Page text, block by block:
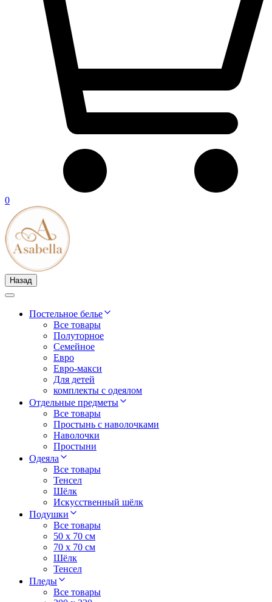
0
Назад
Постельное белье
Все товары
Полуторное
Семейное
Евро
Евро-макси
Для детей
комплекты с одеялом
Отдельные предметы
Все товары
Простынь с наволочками
Наволочки
Простыни
Одеяла
Все товары
Тенсел
Шёлк
Искусственный шёлк
Подушки
Все товары
50 x 70 см
70 x 70 см
Шёлк
Тенсел
Пледы
Все товары